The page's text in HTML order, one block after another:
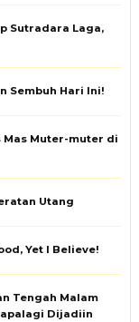
Sutradara Laga,
Sembuh Hari Ini!
Mas Muter-muter di
Utang
Yet I Believe!
Tengah Malam
Dijadiin